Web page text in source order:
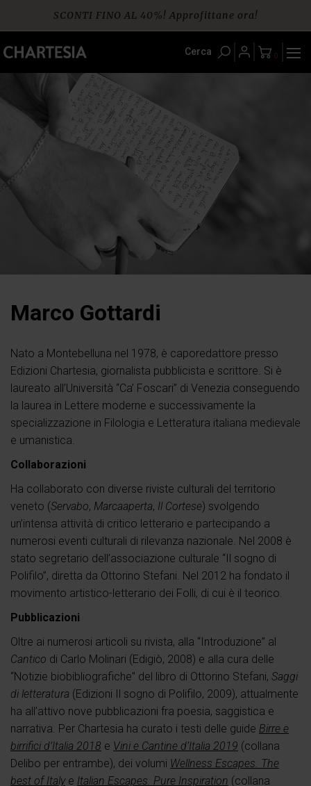
content
SCONTI FINO AL 40%! Approfittane ora!
Spedizione gratuita per ordini da € 60
Cerca 0
Marco Gottardi
Nato a Montebelluna nel 1978, è caporedattore presso
Edizioni Chartesia, giornalista pubblicista e scrittore. Si è
laureato all’Università “Ca’ Foscari” di Venezia conseguendo
la laurea in Lettere moderne e successivamente la
specializzazione in Filologia e Letteratura italiana medievale
e umanistica.
Collaborazioni
Ha collaborato con diverse riviste culturali del territorio
veneto (Servabo, Marcaaperta, Il Cortese) svolgendo
un’intensa attività di critico letterario e partecipando a
numerosi eventi culturali di rilevanza nazionale. Nel 2008 è
stato segretario dell’associazione culturale “Il sogno di
Polifilo”, diretta da Ottorino Stefani. Nel 2012 ha fondato il
movimento artistico-letterario dei Folli, di cui è il teorico.
Pubblicazioni
Oltre ai numerosi articoli su rivista, alla “Introduzione” al
Cantico di Carlo Molinari (Edigiò, 2008) e alla cura delle
“Notizie biobibliografiche” del libro di Ottorino Stefani, Saggi
di letteratura (Edizioni Il sogno di Polifilo, 2009), attualmente
ha all’attivo nove pubblicazioni fra poesia, saggistica e
narrativa. Per Chartesia ha curato i testi delle guide Birre e
birrifici d’Italia 2018 e Vini e Cantine d’Italia 2019 (collana
Delibo per entrambe), dei volumi Wellness Escapes. The
best of Italye Italian Escapes. Pure Inspiration (collana